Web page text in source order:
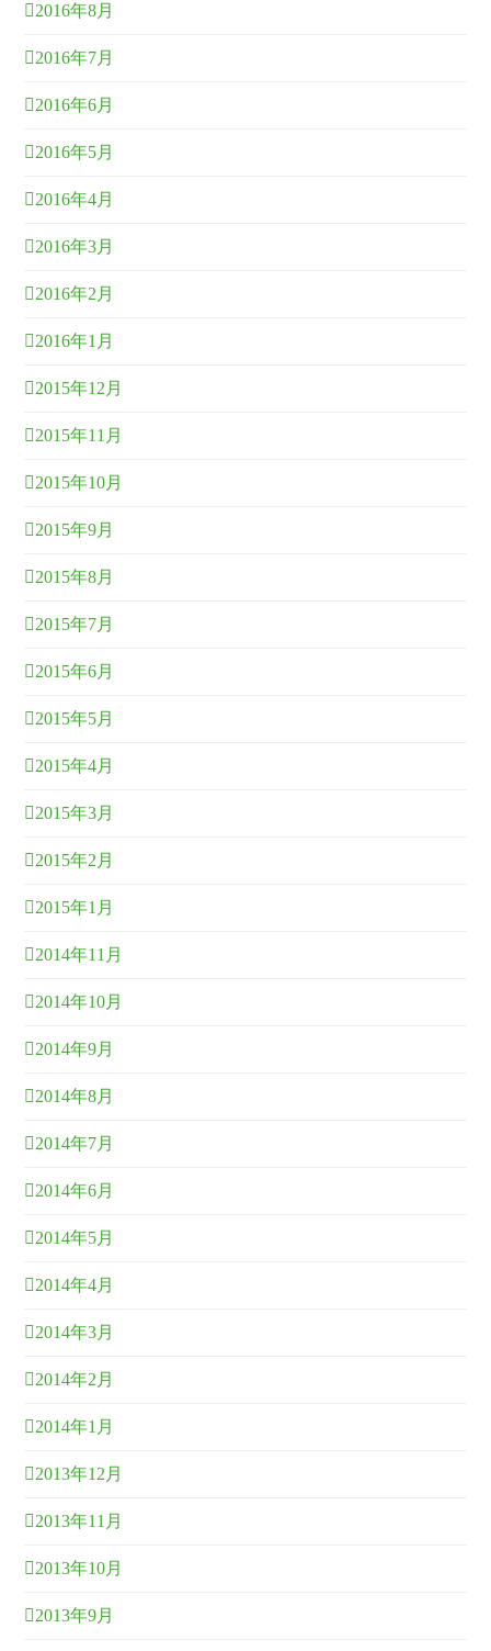
2016年8月
2016年7月
2016年6月
2016年5月
2016年4月
2016年3月
2016年2月
2016年1月
2015年12月
2015年11月
2015年10月
2015年9月
2015年8月
2015年7月
2015年6月
2015年5月
2015年4月
2015年3月
2015年2月
2015年1月
2014年11月
2014年10月
2014年9月
2014年8月
2014年7月
2014年6月
2014年5月
2014年4月
2014年3月
2014年2月
2014年1月
2013年12月
2013年11月
2013年10月
2013年9月